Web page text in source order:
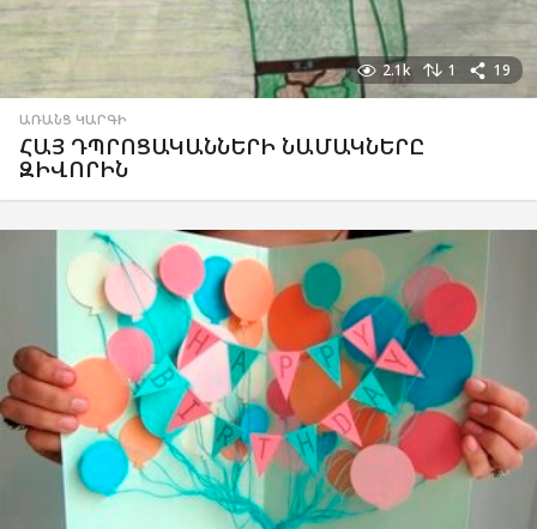
2.1k 1 19
ԱՌԱՆՑ ԿԱՐԳԻ
ՀԱՅ ԴՊՐՈՑԱԿԱՆՆԵՐԻ ՆԱՄԱԿՆԵՐԸ
ԶԻՎՈՐԻՆ